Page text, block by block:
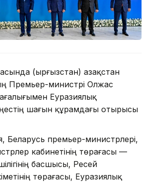
(Қырғызстан) Қазақстан
Премьер-министрі Олжас
Еуразиялық
шағын құрамдағы отырысы
Беларусь премьер-министрлері,
кабинетінің төрағасы —
басшысы, Ресей
төрағасы, Еуразиялық